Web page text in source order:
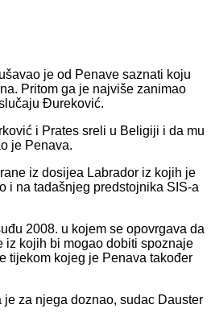
je od Penave saznati koju
Pritom ga je najviše zanimao
Đureković.
i Prates sreli u Beligiji i da mu
je Penava.
iz dosijea Labrador iz kojih je
i na tadašnjeg predstojnika SIS-a
2008. u kojem se opovrgava da
iz kojih bi mogao dobiti spoznaje
tijekom kojeg je Penava također
za njega doznao, sudac Dauster